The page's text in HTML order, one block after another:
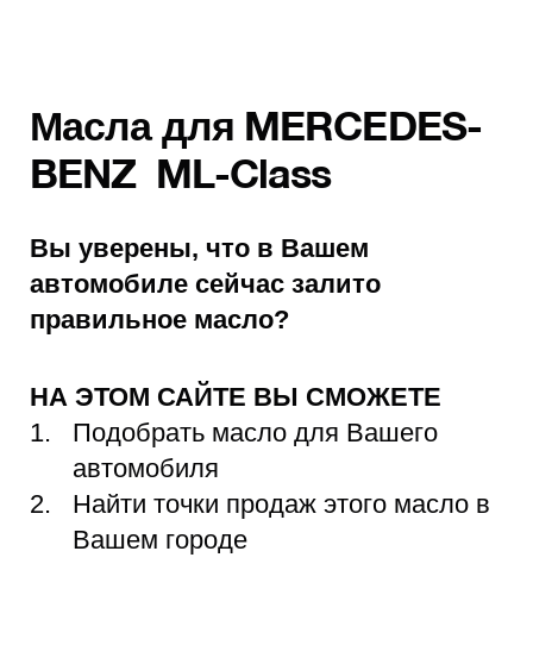
Масла для MERCEDES-
BENZ ML-Class
Вы уверены, что в Вашем
автомобиле сейчас залито
правильное масло?
НА ЭТОМ САЙТЕ ВЫ СМОЖЕТЕ
Подобрать масло для Вашего
автомобиля
Найти точки продаж этого масло в
Вашем городе